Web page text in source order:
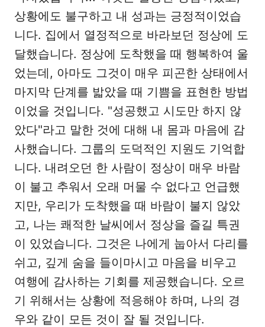
상황에도 불구하고 내 성과는 긍정적이었습
니다. 집에서 열정적으로 바라보던 정상에 도
달했습니다. 정상에 도착했을 때 행복하여 울
었는데, 아마도 그것이 매우 피곤한 상태에서
마지막 단계를 밟았을 때 기쁨을 표현한 방법
이었을 것입니다. "성공했고 시도만 하지 않
았다"라고 말한 것에 대해 내 몸과 마음에 감
사했습니다. 그룹의 도덕적인 지원도 기억합
니다. 내려오던 한 사람이 정상이 매우 바람
이 불고 추워서 오래 머물 수 없다고 언급했
지만, 우리가 도착했을 때 바람이 불지 않았
고, 나는 쾌적한 날씨에서 정상을 즐길 특권
이 있었습니다. 그것은 나에게 눕아서 다리를
쉬고, 깊게 숨을 들이마시고 마음을 비우고
여행에 감사하는 기회를 제공했습니다. 오르
기 위해서는 상황에 적응해야 하며, 나의 경
우와 같이 모든 것이 잘 될 것입니다.